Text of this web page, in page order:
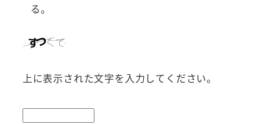
る。
上に表示された文字を入力してください。